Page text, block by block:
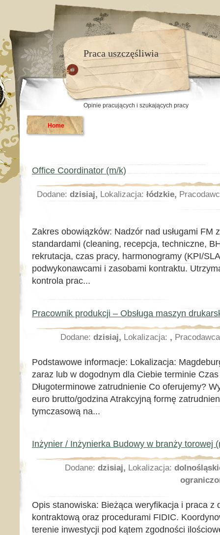
Praca uszczęśliwia
Opinie pracujących i szukających pracy
Home
Office Coordinator (m/k)
Dodane: dzisiaj, Lokalizacja: łódzkie,
Zakres obowiązków: Nadzór nad usługami FM
standardami (cleaning, recepcja, techniczne,
rekrutacja, czas pracy, harmonogramy (KPI/
podwykonawcami i zasobami kontraktu.
kontrola prac...
Pracownik produkcji – Obsługa maszyn
Dodane: dzisiaj, Lokalizacja: ,
Podstawowe informacje: Lokalizacja:
zaraz lub w dogodnym dla Ciebie terminie
Długoterminowe zatrudnienie Co oferujemy?
euro brutto/godzina Atrakcyjną formę
tymczasową na...
Inżynier / Inżynierka Budowy w branży torowej
Dodane: dzisiaj, Lokalizacja:
Opis stanowiska: Bieżąca weryfikacja i praca z
kontraktową oraz procedurami FIDIC.
terenie inwestycji pod kątem zgodności